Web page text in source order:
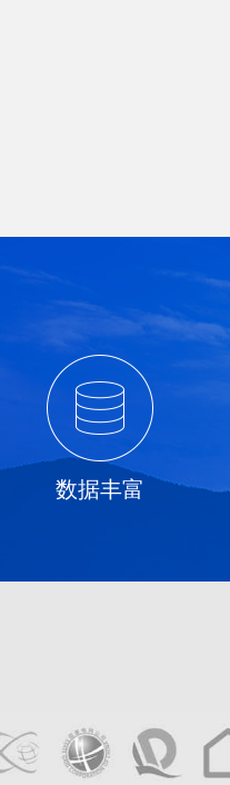
数据丰富